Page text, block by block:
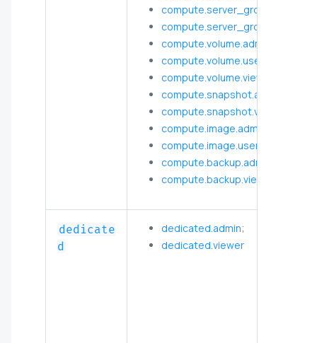
compute.server_group.admin
compute.server_group.viewer
compute.volume.admin
compute.volume.user
compute.volume.viewer
compute.snapshot.admin
compute.snapshot.viewer
compute.image.admin
compute.image.user
compute.backup.admin
compute.backup.viewer
dedicate
d
dedicated.admin;
dedicated.viewer